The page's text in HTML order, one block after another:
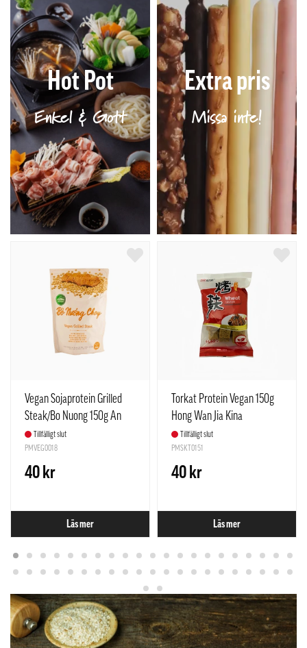
Hot Pot
Enkel & Gott
Extra pris
Missa inte!
Vegan Sojaprotein Grilled
Steak/Bo Nuong 150g An
Nhien Food Vietnam
Tillfälligt slut
PMVEG0018
40 kr
Läs mer
Torkat Protein Vegan 150g
Hong Wan Jia Kina
Tillfälligt slut
PMSKT0151
40 kr
Läs mer